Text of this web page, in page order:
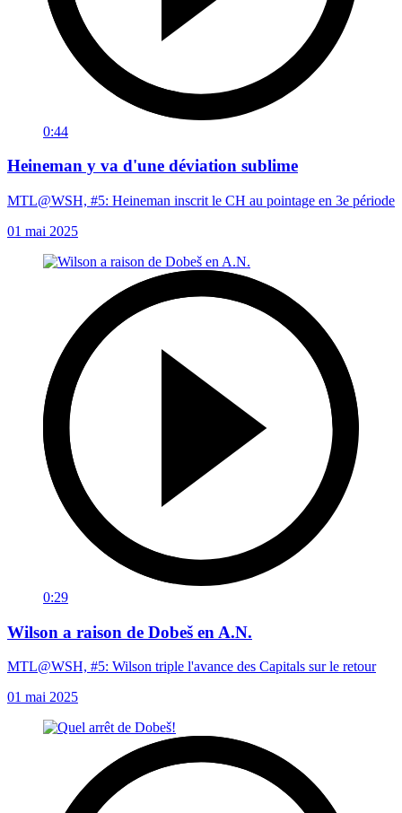
0:44
Heineman y va d'une déviation sublime
MTL@WSH, #5: Heineman inscrit le CH au pointage en 3e période
01 mai 2025
0:29
Wilson a raison de Dobeš en A.N.
MTL@WSH, #5: Wilson triple l'avance des Capitals sur le retour
01 mai 2025